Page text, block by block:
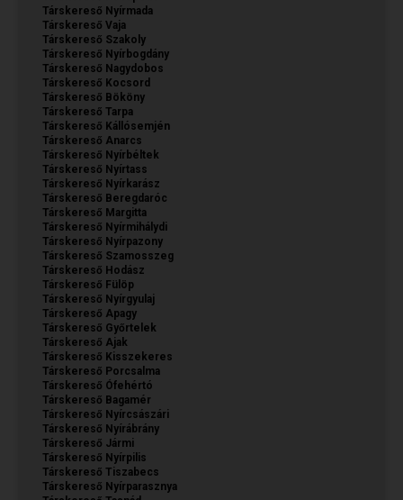
Társkereső Nyírmada
Társkereső Vaja
Társkereső Szakoly
Társkereső Nyírbogdány
Társkereső Nagydobos
Társkereső Kocsord
Társkereső Bököny
Társkereső Tarpa
Társkereső Kállósemjén
Társkereső Anarcs
Társkereső Nyírbéltek
Társkereső Nyírtass
Társkereső Nyírkarász
Társkereső Beregdaróc
Társkereső Margitta
Társkereső Nyírmihálydi
Társkereső Nyírpazony
Társkereső Szamosszeg
Társkereső Hodász
Társkereső Fülöp
Társkereső Nyírgyulaj
Társkereső Apagy
Társkereső Győrtelek
Társkereső Ajak
Társkereső Kisszekeres
Társkereső Porcsalma
Társkereső Ófehértó
Társkereső Bagamér
Társkereső Nyírcsászári
Társkereső Nyírábrány
Társkereső Jármi
Társkereső Nyírpilis
Társkereső Tiszabecs
Társkereső Nyírparasznya